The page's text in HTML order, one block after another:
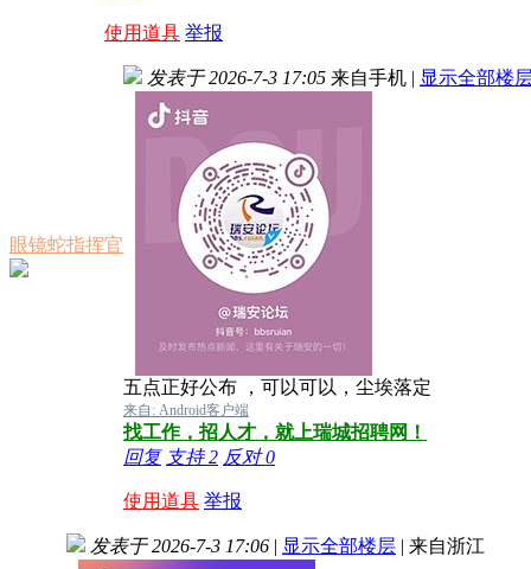
使用道具 举报
眼镜蛇指挥官
发表于 2026-7-3 17:05 来自手机 | 显示全部楼
五点正好公布 ，可以可以，尘埃落定
来自: Android客户端
找工作，招人才，就上瑞城招聘网！
回复 支持2 反对0
使用道具 举报
发表于 2026-7-3 17:06 | 显示全部楼层 | 来自浙江